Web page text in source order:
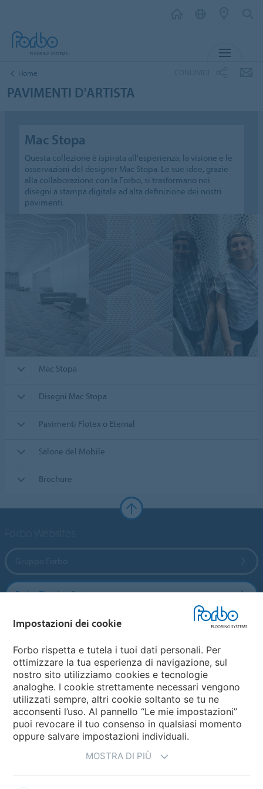
Home
PAVIMENTI D'ARTISTA
Mac Stopa
Questa collezione è ispirata all'esperienza, la visione e le
osservazioni del designer Mac Stopa. Le sue idee, grazie
alla collaborazione con la Forbo, si trasformano nei
disegni a stampa digitale ad alta definizione dei nostri
pavimenti.
Mac Stopa
Disegni Mac Stopa
Pavimenti Flotex o Eternal
Salone del Mobile
Brochure
Forbo Flooring Systems
Forbo Movement Systems
Seleziona una nazione
Seleziona una nazione
Impostazioni dei cookie
Forbo rispetta e tutela i tuoi dati personali. Per
ottimizzare la tua esperienza di navigazione, sul
nostro sito utilizziamo cookies e tecnologie
analoghe. I cookie strettamente necessari vengono
utilizzati sempre, altri cookie soltanto se tu ne
acconsenti l’uso. Al pannello “Le mie impostazioni”
puoi revocare il tuo consenso in qualsiasi momento
oppure salvare impostazioni individuali.
MOSTRA DI PIÙ